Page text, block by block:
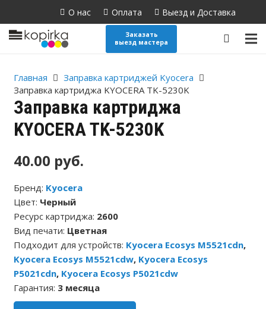
О нас Оплата Выезд и Доставка
Заказать
выезд мастера
Главная
Заправка картриджей Kyocera
Заправка картриджа KYOCERA TK-5230K
Заправка картриджа
KYOCERA TK-5230K
40.00 руб.
Бренд: Kyocera
Цвет: Черный
Ресурс картриджа: 2600
Вид печати: Цветная
Подходит для устройств: Kyocera Ecosys M5521cdn,
Kyocera Ecosys M5521cdw, Kyocera Ecosys
P5021cdn, Kyocera Ecosys P5021cdw
Гарантия: 3 месяца